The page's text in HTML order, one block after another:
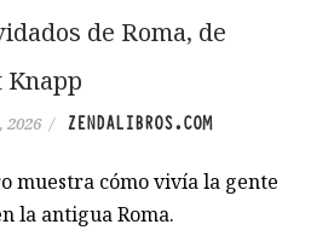
de Roma, de
Knapp
2026 / ZENDALIBROS.COM
muestra cómo vivía la gente
la antigua Roma.